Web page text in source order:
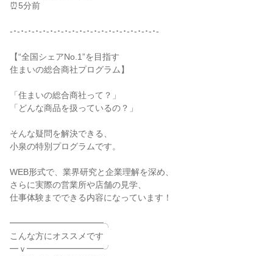
⏰5分前
-･-･-･-･-･-･-･-･-･-･-･-･-･-･-･-･-･-･-･-･-
【“全国シェアNo.1”を目指す
住まいの総合商社プログラム】
「住まいの総合商社って？」
「どんな商品を扱っているの？」
そんな疑問を解決できる、
小泉の特別プログラムです。
WEB形式で、業界研究と企業理解を深め、
さらに実際の営業所や店舗の見学、
仕事体験までできる内容になっています！
━━━━━━━━━━━╮
こんな方にオススメです
━ｖ━━━━━━━━━╯